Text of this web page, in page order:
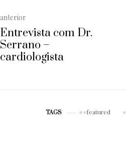
anterior
Entrevista com Dr.
Serrano –
cardiologista
TAGS #featured